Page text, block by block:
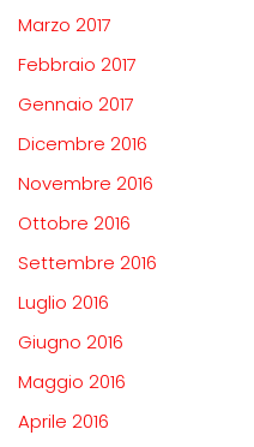
Marzo 2017
Febbraio 2017
Gennaio 2017
Dicembre 2016
Novembre 2016
Ottobre 2016
Settembre 2016
Luglio 2016
Giugno 2016
Maggio 2016
Aprile 2016